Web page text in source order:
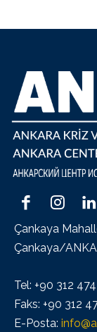
Çankaya
Çankaya/
Tel: +90 312
Faks: +90 312
E-Posta: